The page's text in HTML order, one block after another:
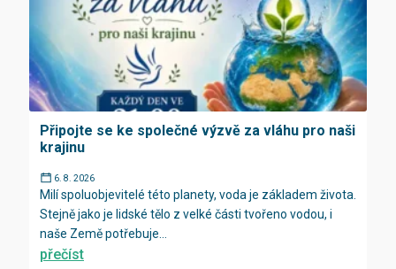
Připojte se ke společné výzvě za vláhu pro naši
krajinu
6. 8. 2026
Milí spoluobjevitelé této planety, voda je základem života.
Stejně jako je lidské tělo z velké části tvořeno vodou, i
naše Země potřebuje...
přečíst